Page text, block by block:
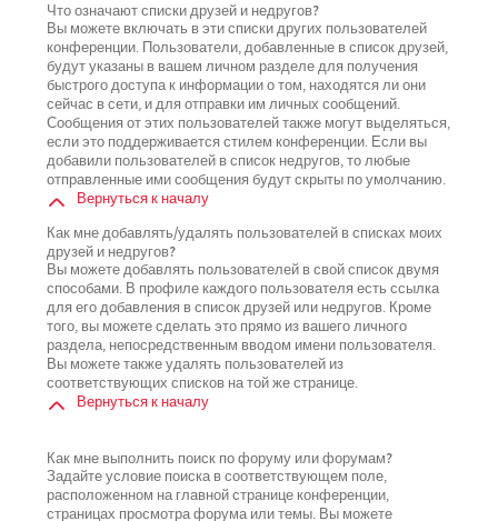
Что означают списки друзей и недругов?
Вы можете включать в эти списки других пользователей
конференции. Пользователи, добавленные в список друзей,
будут указаны в вашем личном разделе для получения
быстрого доступа к информации о том, находятся ли они
сейчас в сети, и для отправки им личных сообщений.
Сообщения от этих пользователей также могут выделяться,
если это поддерживается стилем конференции. Если вы
добавили пользователей в список недругов, то любые
отправленные ими сообщения будут скрыты по умолчанию.
Вернуться к началу
Как мне добавлять/удалять пользователей в списках моих
друзей и недругов?
Вы можете добавлять пользователей в свой список двумя
способами. В профиле каждого пользователя есть ссылка
для его добавления в список друзей или недругов. Кроме
того, вы можете сделать это прямо из вашего личного
раздела, непосредственным вводом имени пользователя.
Вы можете также удалять пользователей из
соответствующих списков на той же странице.
Вернуться к началу
Как мне выполнить поиск по форуму или форумам?
Задайте условие поиска в соответствующем поле,
расположенном на главной странице конференции,
страницах просмотра форума или темы. Вы можете